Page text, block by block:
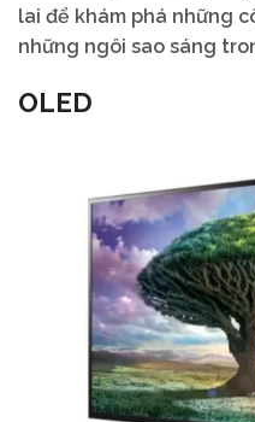
lai để khám phá những
những ngôi sao sáng
OLED